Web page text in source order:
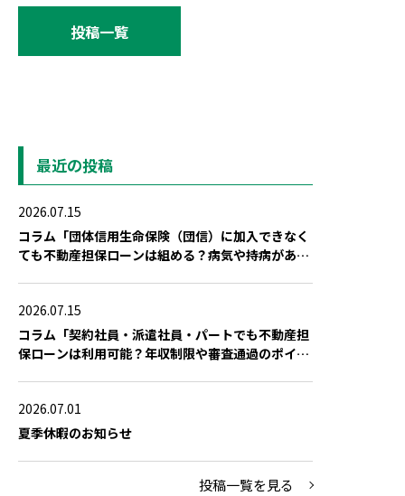
投稿一覧
最近の投稿
2026.07.15
コラム「団体信用生命保険（団信）に加入できなく
ても不動産担保ローンは組める？病気や持病がある
2026.07.15
コラム「契約社員・派遣社員・パートでも不動産担
保ローンは利用可能？年収制限や審査通過のポイン
2026.07.01
夏季休暇のお知らせ
投稿一覧を見る